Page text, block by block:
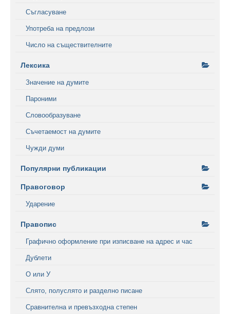
Съгласуване
Употреба на предлози
Число на съществителните
Лексика
Значение на думите
Пароними
Словообразуване
Съчетаемост на думите
Чужди думи
Популярни публикации
Правоговор
Ударение
Правопис
Графично оформление при изписване на адрес и час
Дублети
О или У
Слято, полуслято и разделно писане
Сравнителна и превъзходна степен